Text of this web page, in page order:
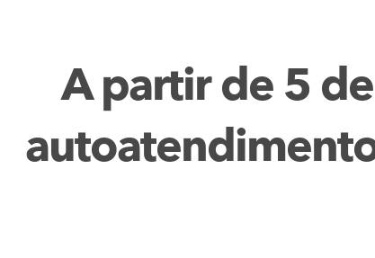
A partir de 5